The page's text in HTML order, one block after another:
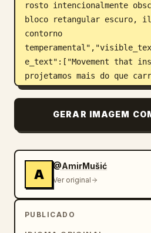
rosto intencionalmente
bloco retangular escuro,
contorno
e_text":["Movement that
projetamos mais do que
experiências que movem
grande empilhada no
linha horizontal curta
slogan ancorados no canto
central","purpose":"painel
lançamento do
frontal de três quartos de
grafite escuro estacionado
GERAR IMAGEM
A
@AmirMušić
Ver original
PUBLICADO